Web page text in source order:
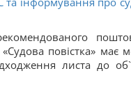
повістка» має
листа до